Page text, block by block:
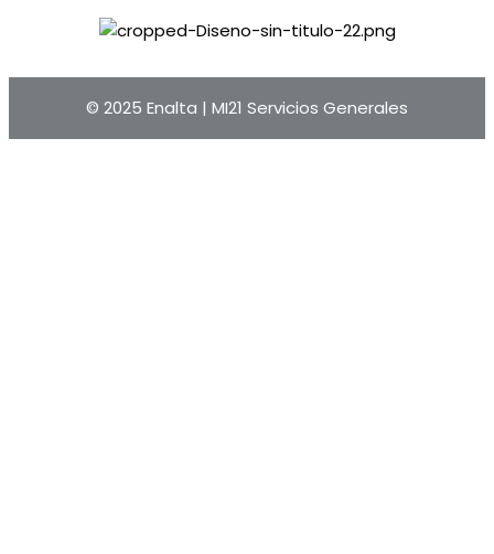
© 2025 Enalta | MI21 Servicios Generales